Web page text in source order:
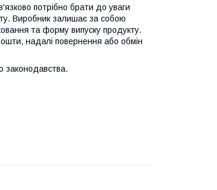
потрібно брати до уваги
Виробник залишає за собою
та форму випуску продукту.
надалі повернення або обмін
законодавства.